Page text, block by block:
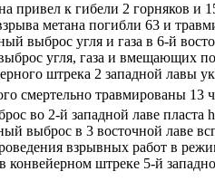
привел к гибели 2 горняков и
метана погибли 63 и
выброс угля и газа в 6-й
угля, газа и вмещающих
штрека 2 западной лавы
смертельно травмированы
во 2-й западной лаве пласта h
выброс в 3 восточной лаве
взрывных работ в
штреке 5-й